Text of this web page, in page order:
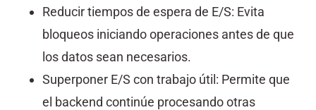
Reducir tiempos de espera de E/S: Evita
bloqueos iniciando operaciones antes de que
los datos sean necesarios.
Superponer E/S con trabajo útil: Permite que
el backend continúe procesando otras